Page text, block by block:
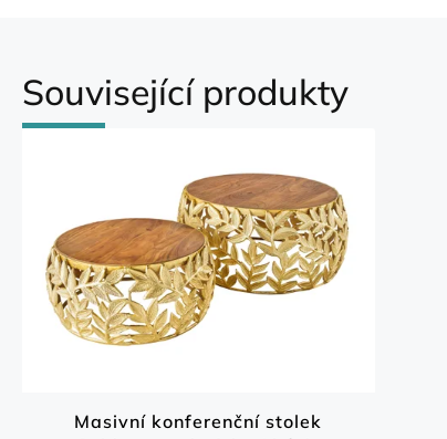
Související produkty
Masivní konferenční stolek